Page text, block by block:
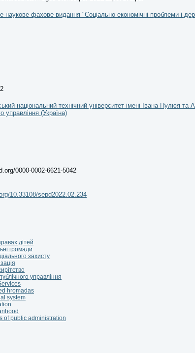
наукове фахове видання "Соціально-економічні проблеми і
національний технічний університет імені Івана Пулюя та
управління (Україна)
0000-0002-6621-5042
10.33108/sepd2022.02.234
дітей
громади
захисту
управління
hromadas
system
of public administration